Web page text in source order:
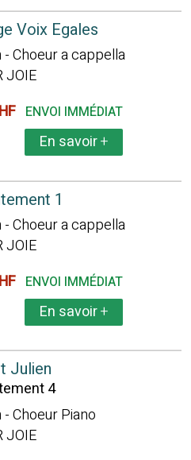
Voix Egales
- Choeur a cappella
JOIE
ENVOI IMMÉDIAT
En savoir+
1
- Choeur a cappella
JOIE
ENVOI IMMÉDIAT
En savoir+
Julien
4
Choeur Piano
JOIE